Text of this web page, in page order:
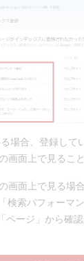
場合、登録して
画面上で見ること
画面上で見る場
検索パフォーマ
ページ」から確認